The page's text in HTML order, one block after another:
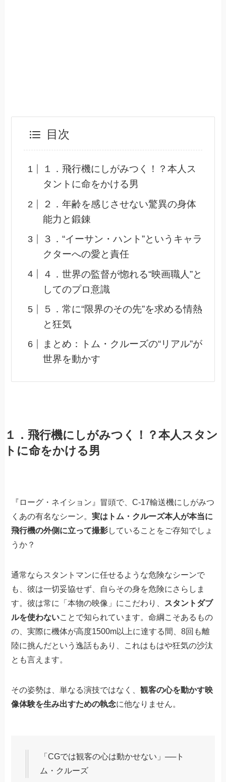
目次
１．飛行機にしがみつく！？本人ス
タントに命をかける男
２．年齢を感じさせない驚異の身体
能力と鍛錬
３．“イーサン・ハント”というキャラ
クターへの愛と責任
４．世界の監督が惚れる“映画職人”と
してのプロ意識
５．常に“限界のその先”を求める情熱
と狂気
まとめ：トム・クルーズの“リアル”が
世界を動かす
１．飛行機にしがみつく！？本人スタン
トに命をかける男
『ローグ・ネイション』冒頭で、C-17輸送機にしがみつ
くあの有名なシーン。実はトム・クルーズ本人が本当に
飛行機の外側に立って撮影していることをご存知でしょ
うか？
通常ならスタントマンに任せるような危険なシーンで
も、彼は一切妥協せず、自らその身を危険にさらしま
す。彼は常に「本物の映像」にこだわり、 スタントダブ
ルを使わないことで知られています。命綱こそあるもの
の、実際に機体が高度1500m以上に達する間、8回も離
陸に挑んだという逸話もあり、これはもはや狂気の沙汰
とも言えます。
その姿勢は、単なる演技ではなく、観客の心を動かす映
像体験を生み出すための執念に他なりません。
「CGでは観客の心は動かせない」──ト
ム・クルーズ